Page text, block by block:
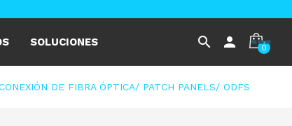
SOLUCIONES search person 0
DE FIBRA ÓPTICA/ PATCH PANELS/ ODFS